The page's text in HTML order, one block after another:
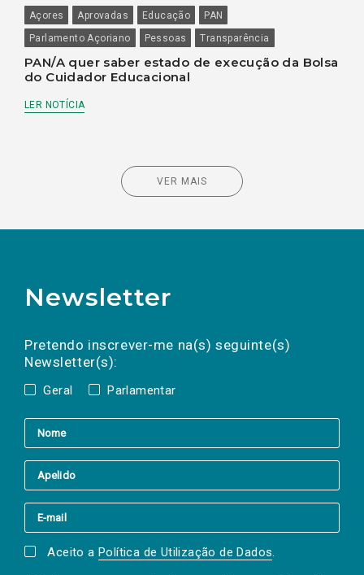
Açores Aprovadas Educação
PAN
Parlamento Açoriano
Pessoas Transparência
PAN/A quer saber estado de execução da Bolsa
do Cuidador Educacional
LER NOTÍCIA
VER MAIS
Newsletter
Pretendo inscrever-me na(s) seguinte(s)
Newsletter(s):
Geral Parlamentar
a(s) newsletter(s).
mail
Aceito a Política de Utilização de Dados.